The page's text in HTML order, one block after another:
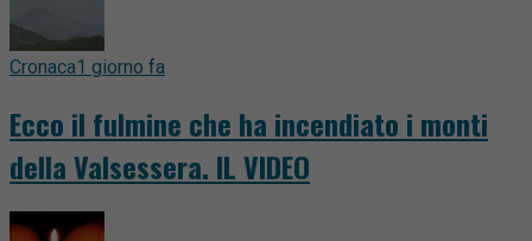
Cronaca1 giorno fa
Ecco il fulmine che ha incendiato i monti
della Valsessera. IL VIDEO